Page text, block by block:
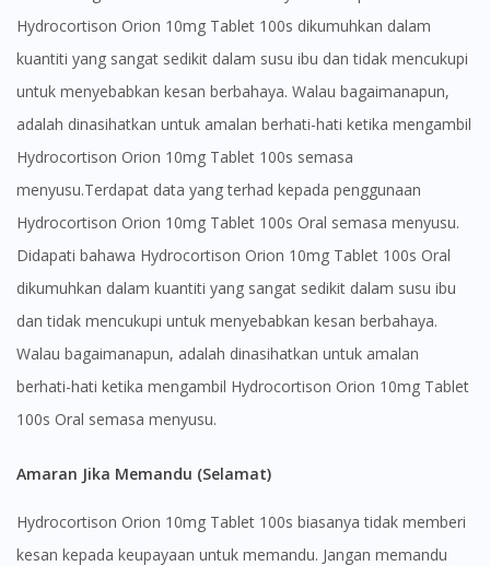
Visit DoctorOnCall Singapore
You seem to be shopping from Singapore
You are currently on DoctorOnCall.com.my, our Malaysian
site.
To serve you better, would you like to head over to
DoctorOnCall Singapore
Continue to DoctorOnCall Singapore
Hydrocortison Orion 10mg Tablet 100s dikumuhkan dalam
kuantiti yang sangat sedikit dalam susu ibu dan tidak mencukupi
untuk menyebabkan kesan berbahaya. Walau bagaimanapun,
adalah dinasihatkan untuk amalan berhati-hati ketika mengambil
Hydrocortison Orion 10mg Tablet 100s semasa
menyusu.Terdapat data yang terhad kepada penggunaan
Hydrocortison Orion 10mg Tablet 100s Oral semasa menyusu.
Didapati bahawa Hydrocortison Orion 10mg Tablet 100s Oral
dikumuhkan dalam kuantiti yang sangat sedikit dalam susu ibu
dan tidak mencukupi untuk menyebabkan kesan berbahaya.
Walau bagaimanapun, adalah dinasihatkan untuk amalan
berhati-hati ketika mengambil Hydrocortison Orion 10mg Tablet
100s Oral semasa menyusu.
Amaran Jika Memandu (Selamat)
Hydrocortison Orion 10mg Tablet 100s biasanya tidak memberi
kesan kepada keupayaan untuk memandu. Jangan memandu